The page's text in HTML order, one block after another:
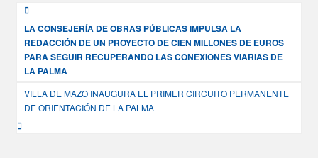
Navegación
de
entradas
LA CONSEJERÍA DE OBRAS PÚBLICAS IMPULSA LA
REDACCIÓN DE UN PROYECTO DE CIEN MILLONES DE EUROS
PARA SEGUIR RECUPERANDO LAS CONEXIONES VIARIAS DE
LA PALMA
VILLA DE MAZO INAUGURA EL PRIMER CIRCUITO PERMANENTE
DE ORIENTACIÓN DE LA PALMA